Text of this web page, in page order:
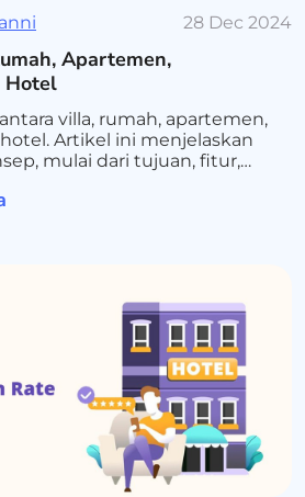
28 Dec 2024
Apartemen,
Hotel
villa, rumah, apartemen,
Artikel ini menjelaskan
mulai dari tujuan, fitur,
dan gaya hidup Anda.